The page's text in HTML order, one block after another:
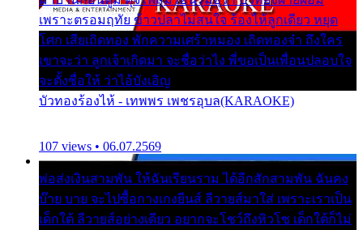
เพราะตรอมฤทัย ข้าวปลาไม่สนใจ ร้องไห้ลูกเดียว หยุด
โศก เสียเถิดทอง พักความเศร้าหมอง เถิดทองจ๋า ถึงใคร
เขาจะว่า ลูกเจ้าเกิดมา จะชื่อว่าไง พี่ขอเป็นเพื่อนปลอบใจ
จะตั้งชื่อให้ ว่าไอ้บังเอิญ
บัวทองร้องไห้ - เทพพร เพชรอุบล(KARAOKE)
107 views • 06.07.2569
พ่อส่งเงินสามพัน ให้ฉันเรียนราม ได้อีกสักสามพัน ฉันคง
บ๊าย บาย จะไปซื้อกางเกงยีนส์ ลีวายส์มาใส่ เพราะเราเป็น
เด็กใต้ ลีวายส์อย่างเดียว อยากจะโชว์ถึงหิวโซ เด็กใต้ก็ไม่